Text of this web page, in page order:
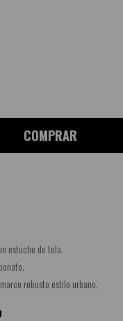
COMPRAR
estuche de tela.
robusto estilo urbano.